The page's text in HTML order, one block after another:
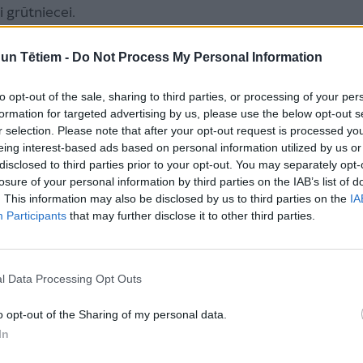
Tētiem - Do Not Process My Personal Information
opt-out of the sale, sharing to third parties, or processing of your
for targeted advertising by us, please use the below opt-out
selection. Please note that after your opt-out request is processed
interest-based ads based on personal information utilized by us
to third parties prior to your opt-out. You may separately
of your personal information by third parties on the IAB’s list of
This information may also be disclosed by us to third parties on the
Participants that may further disclose it to other third parties.
Data Processing Opt Outs
opt-out of the Sharing of my personal data.
grūtniecei.
kas par tiem liecina, ir asiņošana defekācijas
atveri izslīd ārā, tos grūti iebīdīt atpakaļ
ārējie hemoroīdi atrodas anālās atveres ārpusē.
— zilgansārti, pamīksti veidojumi ar apjaušamu
var minēt diskomfortu vēdera izejas
gļotainus izdalījumus. Ja iekaist ārējie
ir ārējie hemoroīdi, visticamāk, ir arī
zarnu grūtniecības laikā un pēcdzemdību periodā